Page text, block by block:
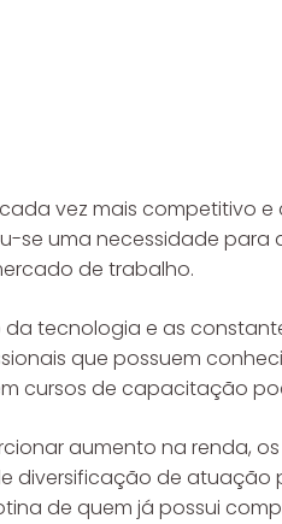
vez mais competitivo
se uma necessidade para
de trabalho.
tecnologia e as
que possuem
cursos de capacitação
aumento na renda,
diversificação de atuação
de quem já possui